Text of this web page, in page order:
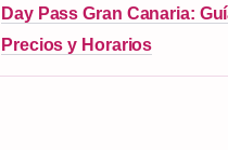
Day Pass Gran Canaria:
Precios y Horarios